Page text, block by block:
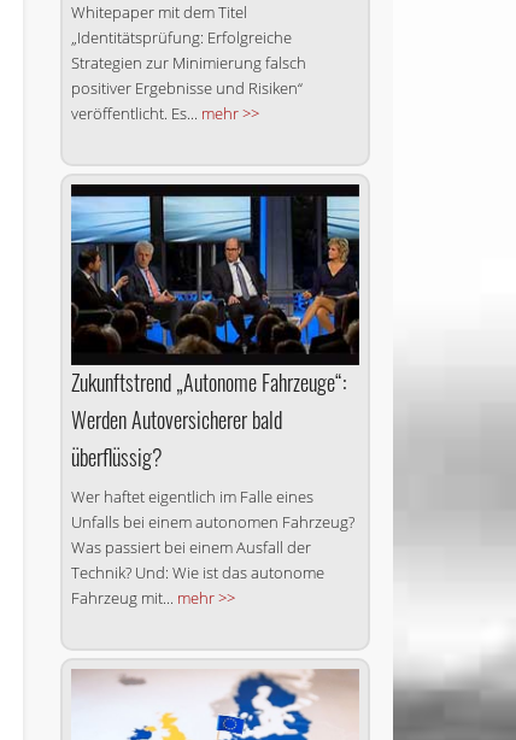
Whitepaper mit dem Titel
„Identitätsprüfung: Erfolgreiche
Strategien zur Minimierung falsch
positiver Ergebnisse und Risiken“
veröffentlicht. Es... mehr >>
Zukunftstrend „Autonome Fahrzeuge“:
Werden Auto­versicherer bald
überflüssig?
Wer haftet eigentlich im Falle eines
Unfalls bei einem autonomen Fahrzeug?
Was passiert bei einem Ausfall der
Technik? Und: Wie ist das autonome
Fahrzeug mit... mehr >>